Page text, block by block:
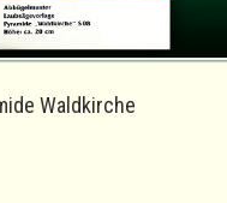
Waldkirche